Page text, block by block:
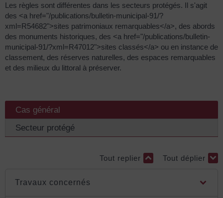
Les règles sont différentes dans les secteurs protégés. Il s'agit
des <a href="/publications/bulletin-municipal-91/?
xml=R54682">sites patrimoniaux remarquables</a>, des abords
des monuments historiques, des <a href="/publications/bulletin-
municipal-91/?xml=R47012">sites classés</a> ou en instance de
classement, des réserves naturelles, des espaces remarquables
et des milieux du littoral à préserver.
Cas général
Secteur protégé
Tout replier Tout déplier
Travaux concernés